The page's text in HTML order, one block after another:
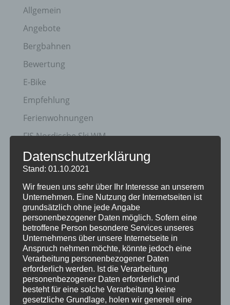
Allgemein
Angebote
Bergbahnen
Bewertung
E-Bike
Empfehlung
Ferienwohnungen
FIS Nordische Ski WM
Gäste
Gesundheit
Haus Partale
Info
Oberstdorf
Stellenangebot
Traveller Review Award
Urlaub
Veranstaltungstipp
Datenschutzerklärung
Stand: 01.10.2021
Wir freuen uns sehr über Ihr Interesse an unserem
Unternehmen. Eine Nutzung der Internetseiten ist
grundsätzlich ohne jede Angabe
personenbezogener Daten möglich. Sofern eine
betroffene Person besondere Services unseres
Unternehmens über unsere Internetseite in
Anspruch nehmen möchte, könnte jedoch eine
Verarbeitung personenbezogener Daten
erforderlich werden. Ist die Verarbeitung
personenbezogener Daten erforderlich und
besteht für eine solche Verarbeitung keine
gesetzliche Grundlage, holen wir generell eine